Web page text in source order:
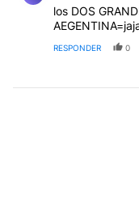
los DOS
RESPONDER 0